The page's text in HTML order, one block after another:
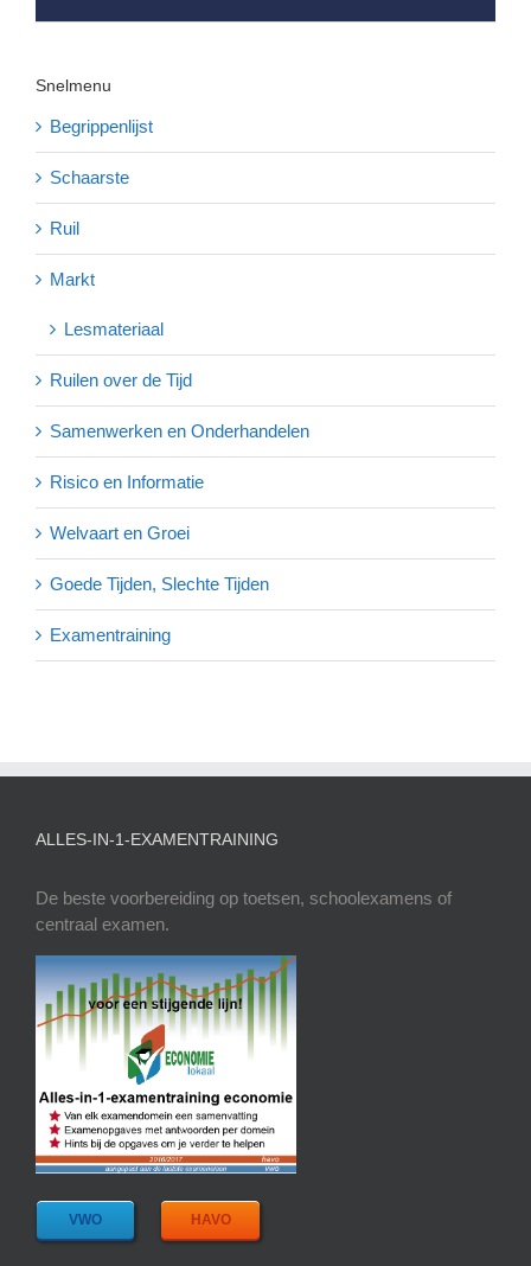
Snelmenu
Begrippenlijst
Schaarste
Ruil
Markt
Lesmateriaal
Ruilen over de Tijd
Samenwerken en Onderhandelen
Risico en Informatie
Welvaart en Groei
Goede Tijden, Slechte Tijden
Examentraining
ALLES-IN-1-EXAMENTRAINING
De beste voorbereiding op toetsen, schoolexamens of
centraal examen.
VWO HAVO